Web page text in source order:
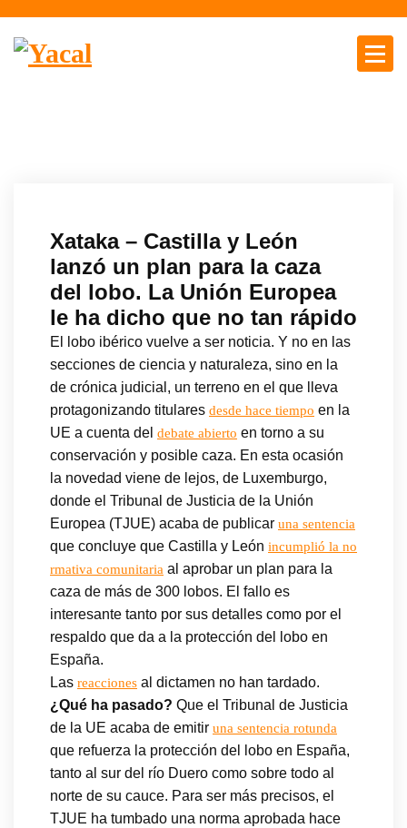
Xataka – Castilla y León
lanzó un plan para la caza
del lobo. La Unión Europea
le ha dicho que no tan rápido
El lobo ibérico vuelve a ser noticia. Y no en las
secciones de ciencia y naturaleza, sino en la
de crónica judicial, un terreno en el que lleva
protagonizando titulares desde hace tiempo en la
UE a cuenta del debate abierto en torno a su
conservación y posible caza. En esta ocasión
la novedad viene de lejos, de Luxemburgo,
donde el Tribunal de Justicia de la Unión
Europea (TJUE) acaba de publicar una sentencia
que concluye que Castilla y León incumplió la no
rmativa comunitaria al aprobar un plan para la
caza de más de 300 lobos. El fallo es
interesante tanto por sus detalles como por el
respaldo que da a la protección del lobo en
España.
Las reacciones al dictamen no han tardado.
¿Qué ha pasado? Que el Tribunal de Justicia
de la UE acaba de emitir una sentencia rotunda
que refuerza la protección del lobo en España,
tanto al sur del río Duero como sobre todo al
norte de su cauce. Para ser más precisos, el
TJUE ha tumbado una norma aprobada hace